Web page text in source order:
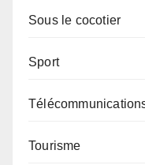
Sous le cocotier
Sport
Tourisme